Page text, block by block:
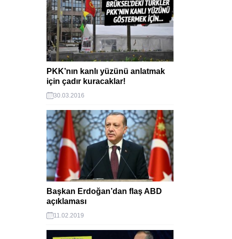
PKK’nın kanlı yüzünü anlatmak
için çadır kuracaklar!
30.03.2016
Başkan Erdoğan’dan flaş ABD
açıklaması
11.02.2019